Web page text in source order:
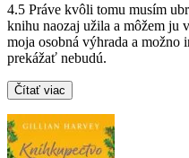
4.5 Práve kvôli tomu musím
knihu naozaj užila a môžem ju
moja osobná výhrada a
prekážať nebudú.
Čítať viac